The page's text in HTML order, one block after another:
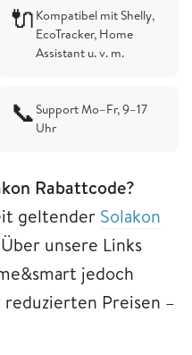
🔌 Kompatibel mit Shelly,
EcoTracker, Home
Assistant u. v. m.
📞Support Mo–Fr, 9–17
Uhr
Rabattcode?
geltender Solakon
unsere Links
jedoch
Preisen –